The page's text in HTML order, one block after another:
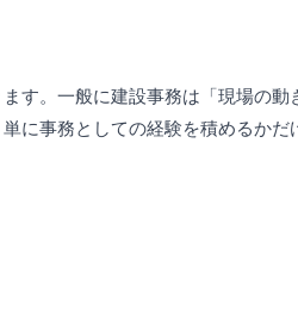
す。一般に建設事務は「現場の
に事務としての経験を積めるか